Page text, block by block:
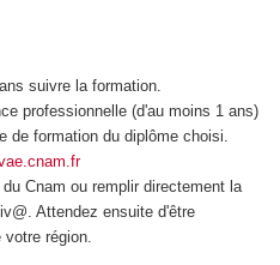
suivre la formation.
professionnelle (d'au moins 1 ans)
de formation du diplôme choisi.
du Cnam ou remplir directement la
Attendez ensuite d'être
votre région.